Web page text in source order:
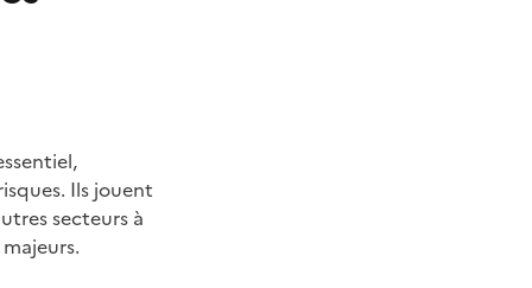
Ils jouent
secteurs à